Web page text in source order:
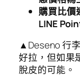
購買比價
LINE
▲Deseno 行
好拉，但如果
脫皮的可能。